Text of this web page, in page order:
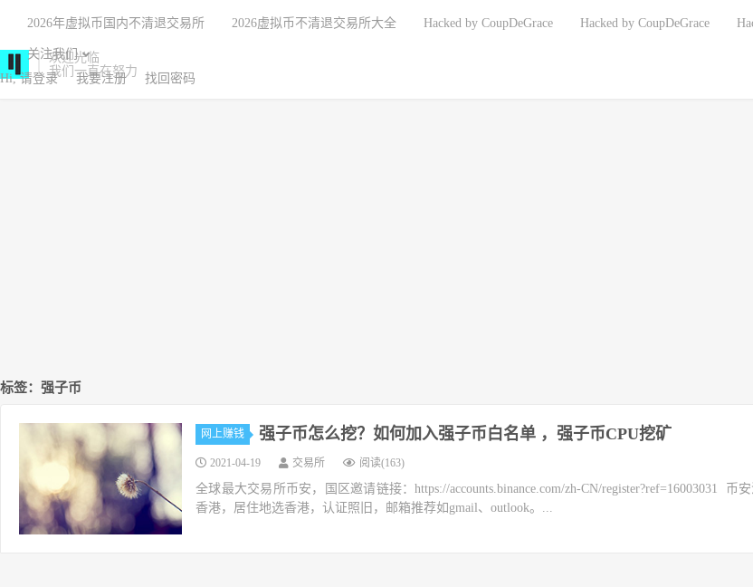
欢迎光临
我们一直在努力
2026年虚拟币国内不清退交易所 2026虚拟币不清退交易所大全 Hacked by CoupDeGrace Hacked by CoupDeGrace
关注我们
Hi, 请登录
我要注册 找回密码
标签：强子币
网上赚钱 强子币怎么挖？如何加入强子币白名单 ，强子币CPU挖矿
2021-04-19 交易所 阅读(163)
全球最大交易所币安，国区邀请链接：https://accounts.binance.com/zh-CN/register?ref=16003031 币
香港，居住地选香港，认证照旧，邮箱推荐如gmail、outlook。...